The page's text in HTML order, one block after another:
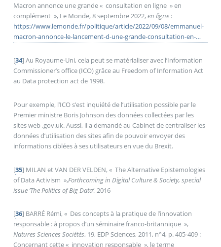
Macron annonce une grande « consultation en ligne » en
complément », Le Monde, 8 septembre 2022, en ligne:
https://www.lemonde.fr/politique/article/2022/09/08/emmanuel-
macron-annonce-le-lancement-d-une-grande-consultation-en-
refondation_6140686_823448.html
[34]Au Royaume-Uni, cela peut se matérialiser avec l’Information
Commissioner’s office (ICO) grâce au Freedom of Information Act
au Data protection act de 1998.
Pour exemple, l’ICO s’est inquiété de l’utilisation possible par le
Premier ministre Boris Johnson des données collectées par les
sites web .gov.uk. Aussi, il a demandé au Cabinet de centraliser les
données d’utilisation des sites afin de pouvoir envoyer des
informations ciblées à ses utilisateurs en vue du Brexit.
[35] MILAN et VAN DER VELDEN, « The Alternative Epistemologies
of Data Activism »,Forthcoming in Digital Culture & Society, special
issue ’The Politics of Big Data’, 2016
[36] BARRÉ Rémi, « Des concepts à la pratique de l’innovation
responsable : à propos d’un séminaire franco-britannique »,
Natures Sciences Sociétés, 19, EDP Sciences, 2011, n°4, p. 405‑409 :
Concernant cette « innovation responsable », le terme